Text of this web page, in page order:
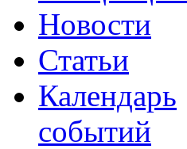
Новости
Статьи
Календарь
событий